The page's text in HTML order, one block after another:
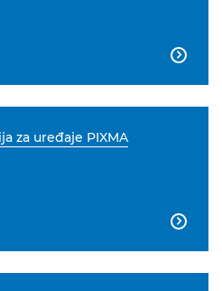

za uređaje PIXMA
